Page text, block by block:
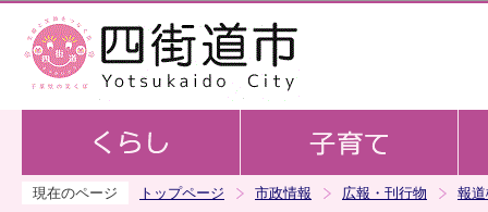
現在のページ トップページ 市政情報 広報・刊行物
報